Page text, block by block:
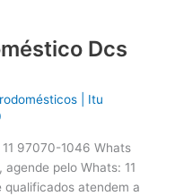
Dcs
Itu
97070-1046 Whats
pelo Whats: 11
atendem a